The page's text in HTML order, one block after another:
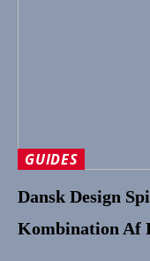
GUIDES
Dansk Design
Kombination Af